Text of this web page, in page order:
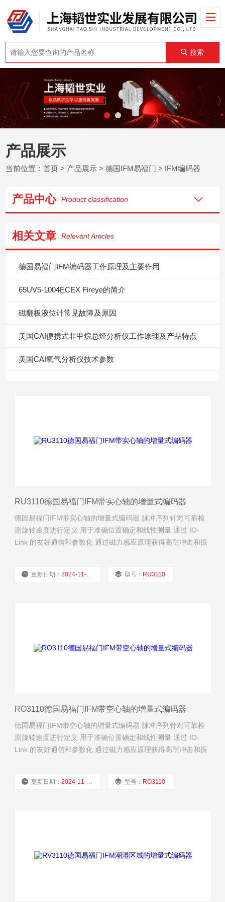
搜索
产品展示
当前位置：首页 > 产品展示 >德国IFM易福门 > IFM编码器
产品中心 Product classification
相关文章 Relevant Articles
德国易福门IFM编码器工作原理及主要作用
65UV5-1004ECEX Fireye的简介
磁翻板液位计常见故障及原因
美国CAI便携式非甲烷总烃分析仪工作原理及产品特点
美国CAI氧气分析仪技术参数
RU3110德国易福门IFM带实心轴的增量式编码器
德国易福门IFM带实心轴的增量式编码器 脉冲序列针对可靠检
测旋转速度进行定义 用于准确位置确定和线性测量 通过 IO-
Link 的友好通信和参数化 通过磁力感应原理获得高耐冲击和振
更新日期：2024-11-24 型号： RU3110
RO3110德国易福门IFM带空心轴的增量式编码器
德国易福门IFM带空心轴的增量式编码器 脉冲序列针对可靠检
测旋转速度进行定义 用于准确位置确定和线性测量 通过 IO-
Link 的友好通信和参数化 通过磁力感应原理获得高耐冲击和振
更新日期：2024-11-24 型号： RO3110